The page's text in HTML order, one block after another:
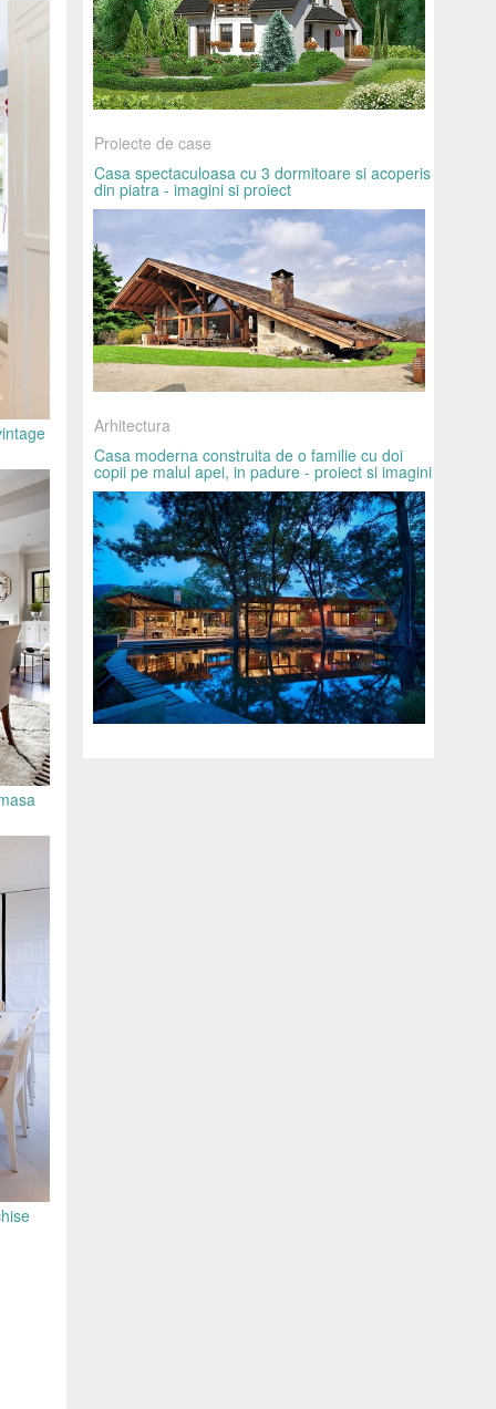
Proiecte de case
Casa spectaculoasa cu 3 dormitoare si acoperis
din piatra - imagini si proiect
Arhitectura
Casa moderna construita de o familie cu doi
copii pe malul apei, in padure - proiect si imagini